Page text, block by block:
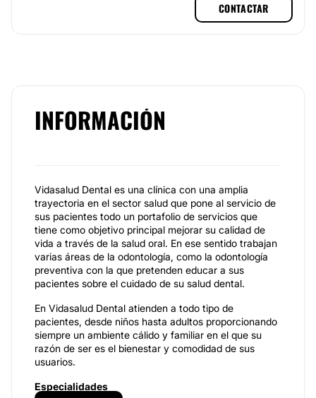
CONTACTAR
INFORMACIÓN
Vidasalud Dental es una clínica con una amplia
trayectoria en el sector salud que pone al servicio de
sus pacientes todo un portafolio de servicios que
tiene como objetivo principal mejorar su calidad de
vida a través de la salud oral. En ese sentido trabajan
varias áreas de la odontología, como la odontología
preventiva con la que pretenden educar a sus
pacientes sobre el cuidado de su salud dental.
En Vidasalud Dental atienden a todo tipo de
pacientes, desde niños hasta adultos proporcionando
siempre un ambiente cálido y familiar en el que su
razón de ser es el bienestar y comodidad de sus
usuarios.
Especialidades